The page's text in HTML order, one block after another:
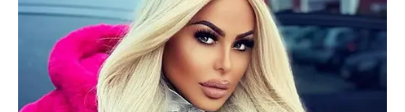
Policía se tomó la comuna
8 de Ibagué realizando
diferentes incautaciones